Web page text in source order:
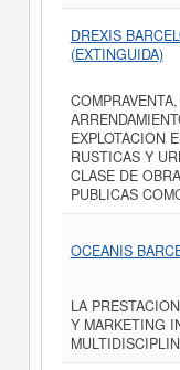
DREXIS
(EXTINGUIDA)
EXPLOTACION
RUSTICAS Y
CLASE DE
PUBLICAS
OCEANIS
LA
Y MARKETING